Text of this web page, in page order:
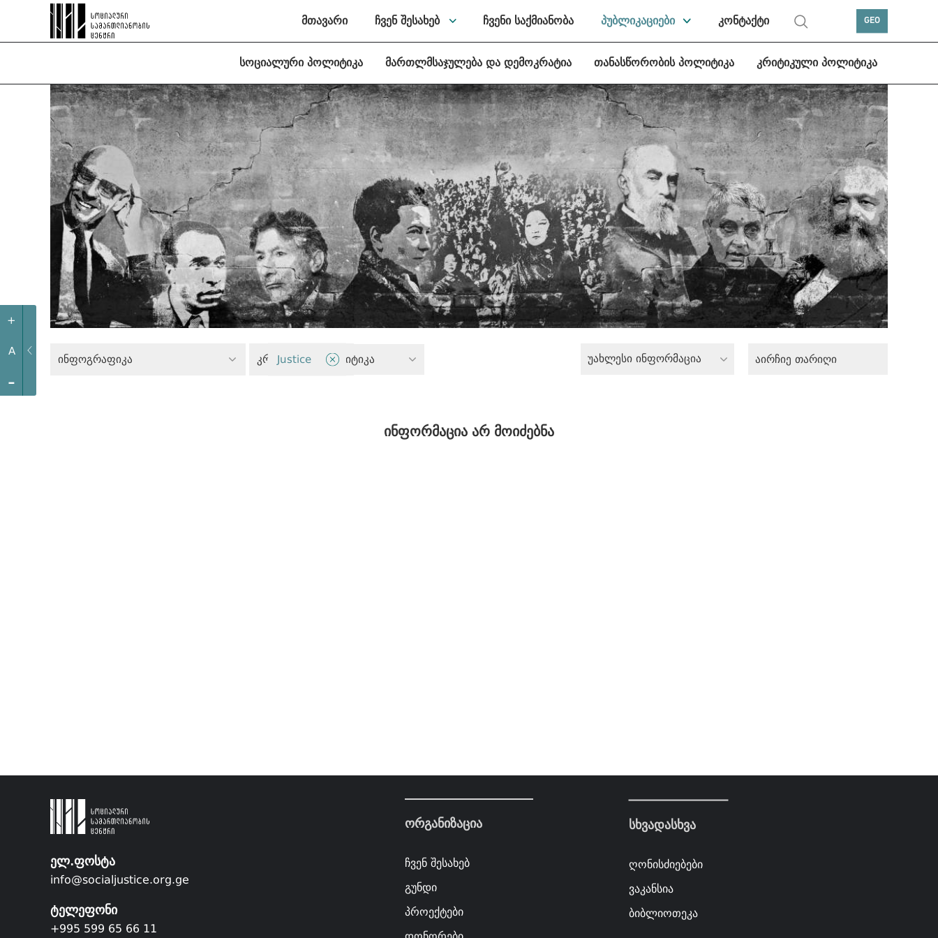
+
A
-
მთავარი ჩვენ შესახებ ჩვენი საქმიანობა პუბლიკაციები კონტაქტი GEO
სოციალური პოლიტიკა მართლმსაჯულება და დემოკრატია თანასწორობის პოლიტიკა კრიტიკული პოლიტიკა
ინფოგრაფიკა კრიტიკული პოლიტიკა
Justice უახლესი ინფორმაცია
ინფორმაცია არ მოიძებნა
ელ.ფოსტა
info@socialjustice.org.ge
ტელეფონი
+995 599 65 66 11
ორგანიზაცია
ჩვენ შესახებ
გუნდი
პროექტები
სხვადასხვა
ღონისძიებები
ვაკანსია
ბიბლიოთეკა